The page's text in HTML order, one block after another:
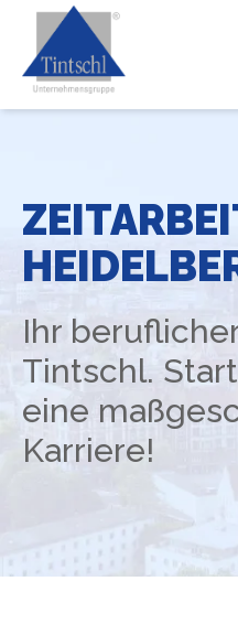
Ihr
Tintschl.
eine
Karriere!